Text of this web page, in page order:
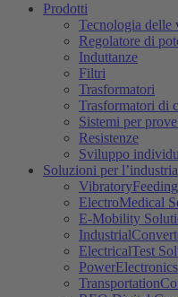
Prodotti
Tecnologia delle
Regolatore di
Induttanze
Filtri
Trasformatori
Trasformatori di
Sistemi per
Resistenze
Sviluppo
Soluzioni per l’industria
ElectroMedical
E-Mobility
ElectricalTest